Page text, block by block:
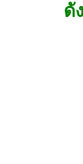
ดั